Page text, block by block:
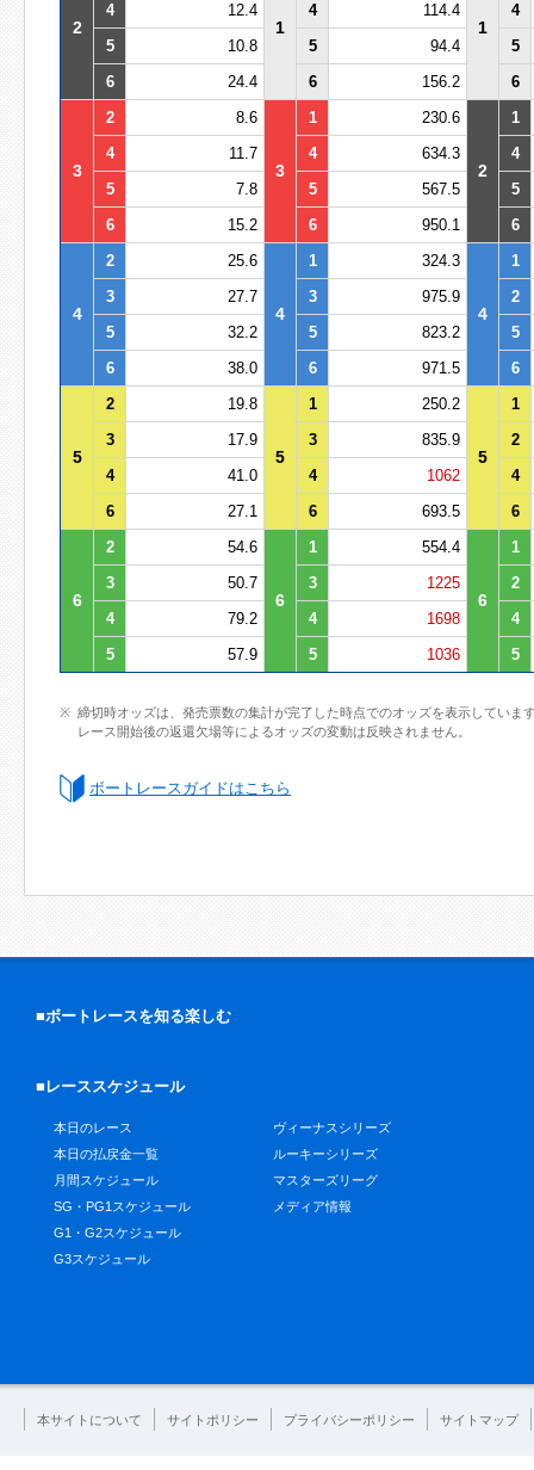
2 1 1
4
12.4 4 114.4
4
5
10.8 5 94.4
5
6
24.4 6 156.2 6
3
2 8.6
3
1 230.6
2
1
4
11.7 4 634.3
4
5
7.8 5 567.5
5
6
15.2 6 950.1 6
4
2 25.6
4
1 324.3
4
1
3
27.7 3 975.9
2
5
32.2 5 823.2
5
6
38.0 6 971.5 6
5
2 19.8
5
1 250.2
5
1
3
17.9 3 835.9
2
4
41.0 4 1062
4
6
27.1 6 693.5 6
6
2 54.6
6
1 554.4
6
1
3
50.7 3 1225
2
4
79.2 4 1698
4
5
57.9 5 1036 5
締切時オッズは、発売票数の集計が完了した時点でのオッズを表示していま
レース開始後の返還欠場等によるオッズの変動は反映されません。
ボートレースガイドはこちら
■ボートレースを知る楽しむ
■レーススケジュール
本日のレース
本日の払戻金一覧
月間スケジュール
SG・PG1スケジュール
G1・G2スケジュール
G3スケジュール
ヴィーナスシリーズ
ルーキーシリーズ
マスターズリーグ
メディア情報
本サイトについて サイトポリシー プライバシーポリシー サイトマップ